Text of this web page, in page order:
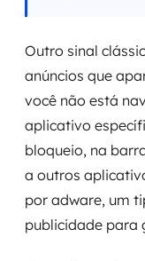
Outro sinal
anúncios que
você não está
aplicativo
bloqueio, na
a outros
por adware, um
publicidade para